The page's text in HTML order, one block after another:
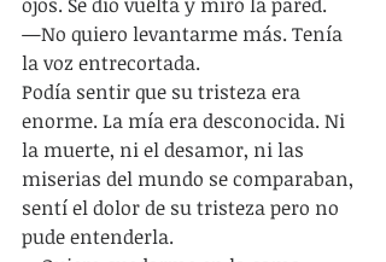
—No quiero levantarme más. Tenía
la voz entrecortada.
Podía sentir que su tristeza era
enorme. La mía era desconocida. Ni
la muerte, ni el desamor, ni las
miserias del mundo se comparaban,
sentí el dolor de su tristeza pero no
pude entenderla.